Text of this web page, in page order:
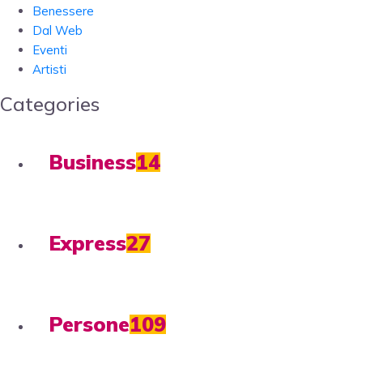
Benessere
Dal Web
Eventi
Artisti
Categories
Business14
Express27
Persone109